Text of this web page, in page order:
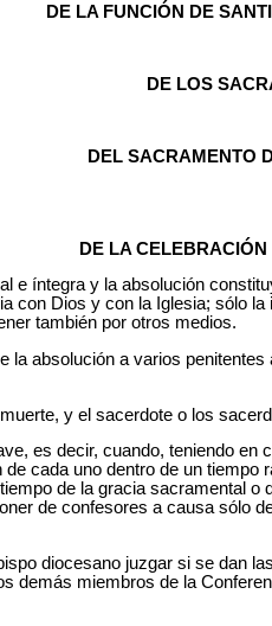
DE LA FUNCIÓN DE
DE LOS
DEL SACRAMENTO
DE LA
e íntegra y la absolución
con Dios y con la Iglesia; sólo
también por otros medios.
absolución a varios penitentes
y el sacerdote o los
es decir, cuando, teniendo
cada uno dentro de un
de la gracia sacramental
de confesores a causa sólo
diocesano juzgar si se dan
demás miembros de la